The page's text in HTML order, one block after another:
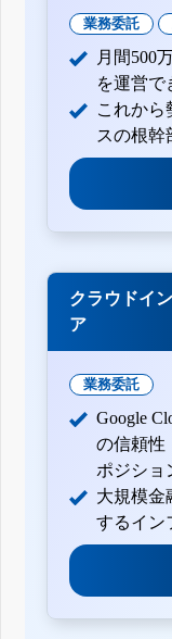
業務委託
月間500
を運営で
これから
スの根幹
クラウドイ
ア
業務委託
Google
の信頼性
ポジショ
大規模金
するイン